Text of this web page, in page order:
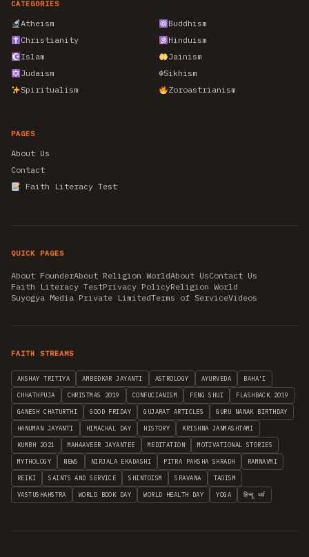
CATEGORIES
Atheism
Buddhism
Christianity
Hinduism
Islam
Jainism
Judaism
☬Sikhism
Spiritualism
Zoroastrianism
PAGES
About Us
Contact
Faith Literacy Test
QUICK PAGES
About FounderAbout Religion WorldAbout UsContact Us
Faith Literacy TestPrivacy PolicyReligion World
Suyogya Media Private LimitedTerms of ServiceVideos
FAITH STREAMS
AKSHAY TRITIYA AMBEDKAR JAYANTI ASTROLOGY AYURVEDA BAHA'I
CHHATHPUJA CHRISTMAS 2019 CONFUCIANISM FENG SHUI FLASHBACK 2019
GANESH CHATURTHI GOOD FRIDAY GUJARAT ARTICLES GURU NANAK BIRTHDAY
HANUMAN JAYANTI HIMACHAL DAY HISTORY KRISHNA JANMASHTAMI
KUMBH 2021 MAHAAVEER JAYANTEE MEDITATION MOTIVATIONAL STORIES
MYTHOLOGY NEWS NIRJALA EKADASHI PITRA PAKSHA SHRADH RAMNAVMI
REIKI SAINTS AND SERVICE SHINTOISM SRAVANA TAOISM
VASTUSHAHSTRA WORLD BOOK DAY WORLD HEALTH DAY YOGA हिन्दू धर्म